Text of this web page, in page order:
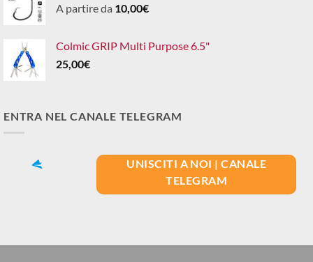
A partire da 10,00€
Colmic GRIP Multi Purpose 6.5"
25,00€
ENTRA NEL CANALE TELEGRAM
UNISCITI A NOI | CANALE
TELEGRAM